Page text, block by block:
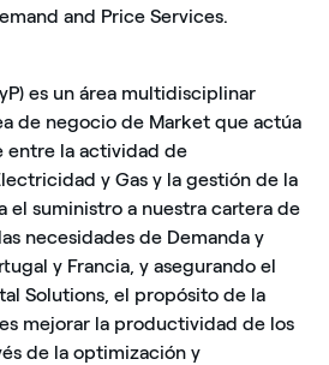
and Price Services.
es un área multidisciplinar
de negocio de Market que actúa
entre la actividad de
y Gas y la gestión de la
el suministro a nuestra cartera de
necesidades de Demanda y
y Francia, y asegurando el
Solutions, el propósito de la
mejorar la productividad de los
de la optimización y